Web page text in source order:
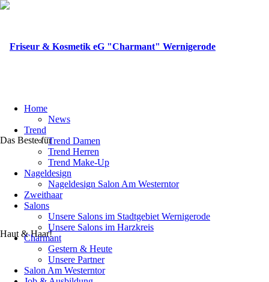
Das Beste für
Haut & Haar!
Home
News
Trend
Trend Damen
Trend Herren
Trend Make-Up
Nageldesign
Nageldesign Salon Am Westerntor
Zweithaar
Salons
Unsere Salons im Stadtgebiet Wernigerode
Unsere Salons im Harzkreis
Charmant
Gestern & Heute
Unsere Partner
Salon Am Westerntor